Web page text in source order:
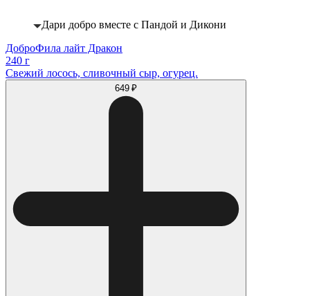
Дари добро вместе с Пандой и Дикони
ДоброФила лайт Дракон
240 г
Свежий лосось, сливочный сыр, огурец.
649 ₽